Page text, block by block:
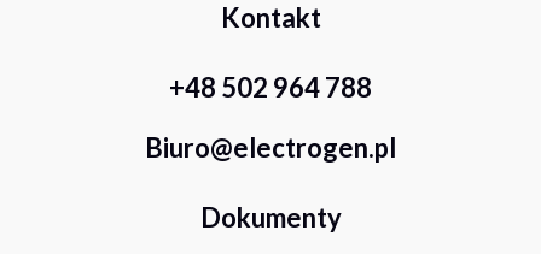
Kontakt
+48 502 964 788
Biuro@electrogen.pl
Dokumenty